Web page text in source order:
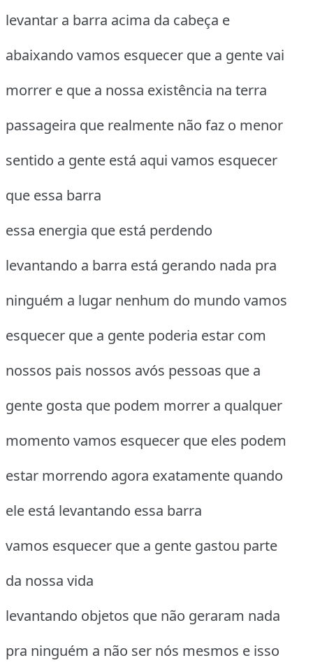
levantar a barra acima da cabeça e
abaixando vamos esquecer que a gente vai
morrer e que a nossa existência na terra
passageira que realmente não faz o menor
sentido a gente está aqui vamos esquecer
que essa barra
essa energia que está perdendo
levantando a barra está gerando nada pra
ninguém a lugar nenhum do mundo vamos
esquecer que a gente poderia estar com
nossos pais nossos avós pessoas que a
gente gosta que podem morrer a qualquer
momento vamos esquecer que eles podem
estar morrendo agora exatamente quando
ele está levantando essa barra
vamos esquecer que a gente gastou parte
da nossa vida
levantando objetos que não geraram nada
pra ninguém a não ser nós mesmos e isso